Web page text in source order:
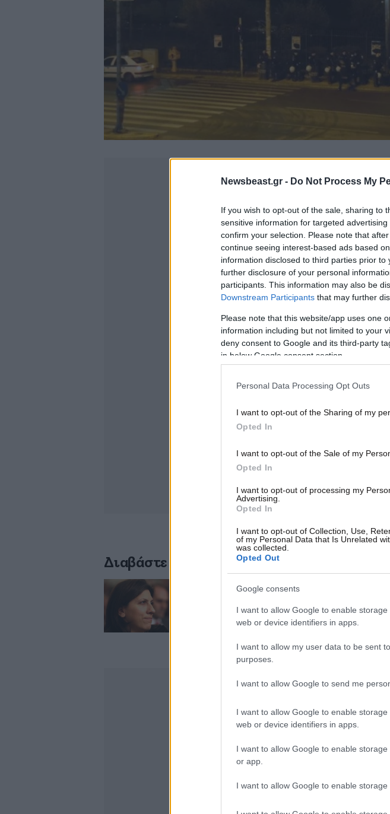
Newsbeast.gr - Do Not Process My
If you wish to opt-out of the sale, sharing to
sensitive information for targeted
confirm your selection. Please note that
continue seeing interest-based ads based
information disclosed to third parties prior
further disclosure of your personal
participants. This information may also be
Downstream Participants that may further
Please note that this website/app uses one
information including but not limited to your
deny consent to Google and its third-party
in below Google consent section.
Personal Data Processing Opt Outs
I want to opt-out of the Sharing of my
Opted In
I want to opt-out of the Sale of my
Opted In
I want to opt-out of processing my
Advertising.
Opted In
I want to opt-out of Collection, Use,
of my Personal Data that Is Unrelated
was collected.
Opted Out
Google consents
I want to allow Google to enable
web or device identifiers in apps.
I want to allow my user data to be sent
purposes.
I want to allow Google to send me
I want to allow Google to enable
web or device identifiers in apps.
I want to allow Google to enable
or app.
I want to allow Google to enable storage
Διαβάστε σχετικά